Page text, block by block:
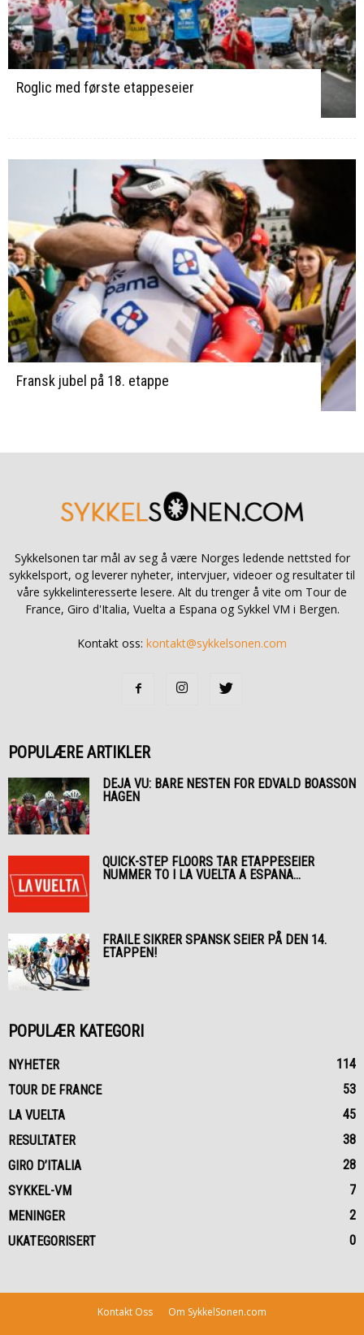
Roglic med første etappeseier
Fransk jubel på 18. etappe
Sykkelsonen tar mål av seg å være Norges ledende nettsted for
sykkelsport, og leverer nyheter, intervjuer, videoer og resultater til
våre sykkelinteresserte lesere. Alt du trenger å vite om Tour de
France, Giro d'Italia, Vuelta a Espana og Sykkel VM i Bergen.
Kontakt oss: kontakt@sykkelsonen.com
POPULÆRE ARTIKLER
DEJA VU: BARE NESTEN FOR EDVALD BOASSON
HAGEN
QUICK-STEP FLOORS TAR ETAPPESEIER
NUMMER TO I LA VUELTA A ESPANA...
FRAILE SIKRER SPANSK SEIER PÅ DEN 14.
ETAPPEN!
POPULÆR KATEGORI
NYHETER
114
TOUR DE FRANCE
53
LA VUELTA
45
RESULTATER
38
GIRO D’ITALIA
28
SYKKEL-VM
7
MENINGER
2
UKATEGORISERT
0
Kontakt Oss Om SykkelSonen.com